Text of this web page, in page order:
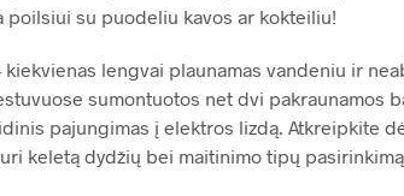
poilsiui su puodeliu kavos ar kokteiliu!
lengvai plaunamas vandeniu ir
sumontuotos net dvi pakraunamos
pajungimas į elektros lizdą. Atkreipkite
keletą dydžių bei maitinimo tipų